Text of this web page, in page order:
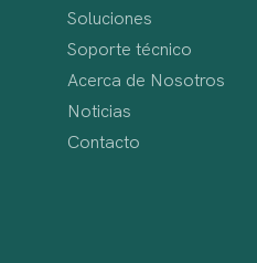
Soluciones
Soporte técnico
Acerca de Nosotros
Noticias
Contacto